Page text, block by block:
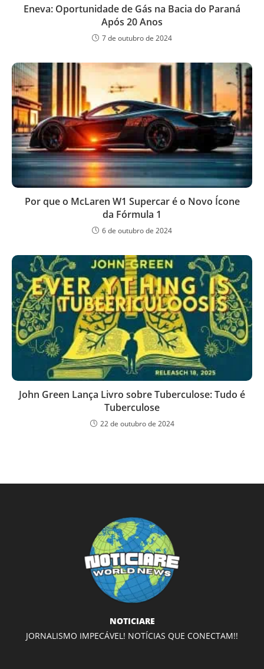
Eneva: Oportunidade de Gás na Bacia do Paraná
Após 20 Anos
7 de outubro de 2024
Por que o McLaren W1 Supercar é o Novo Ícone
da Fórmula 1
6 de outubro de 2024
John Green Lança Livro sobre Tuberculose: Tudo é
Tuberculose
22 de outubro de 2024
NOTICIARE
JORNALISMO IMPECÁVEL! NOTÍCIAS QUE CONECTAM!!